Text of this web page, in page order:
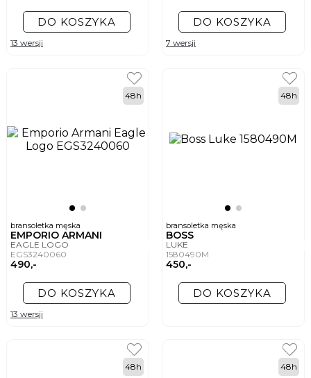
DO KOSZYKA
13 wersji
DO KOSZYKA
7 wersji
bransoletka męska
EMPORIO ARMANI
EAGLE LOGO
EGS3240060
490,-
48h
DO KOSZYKA
13 wersji
bransoletka męska
BOSS
LUKE
1580490M
450,-
48h
DO KOSZYKA
48h 48h